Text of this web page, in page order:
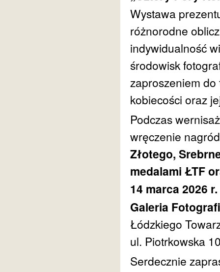
Wystawa
różnorodne
indywidualność
środowisk
zaproszeniem
kobiecości oraz
Podczas
wręczenie
Złotego,
medalami ŁTF
14 marca 2026
Galeria
Łódzkiego
ul. Piotrkowska
Serdecznie